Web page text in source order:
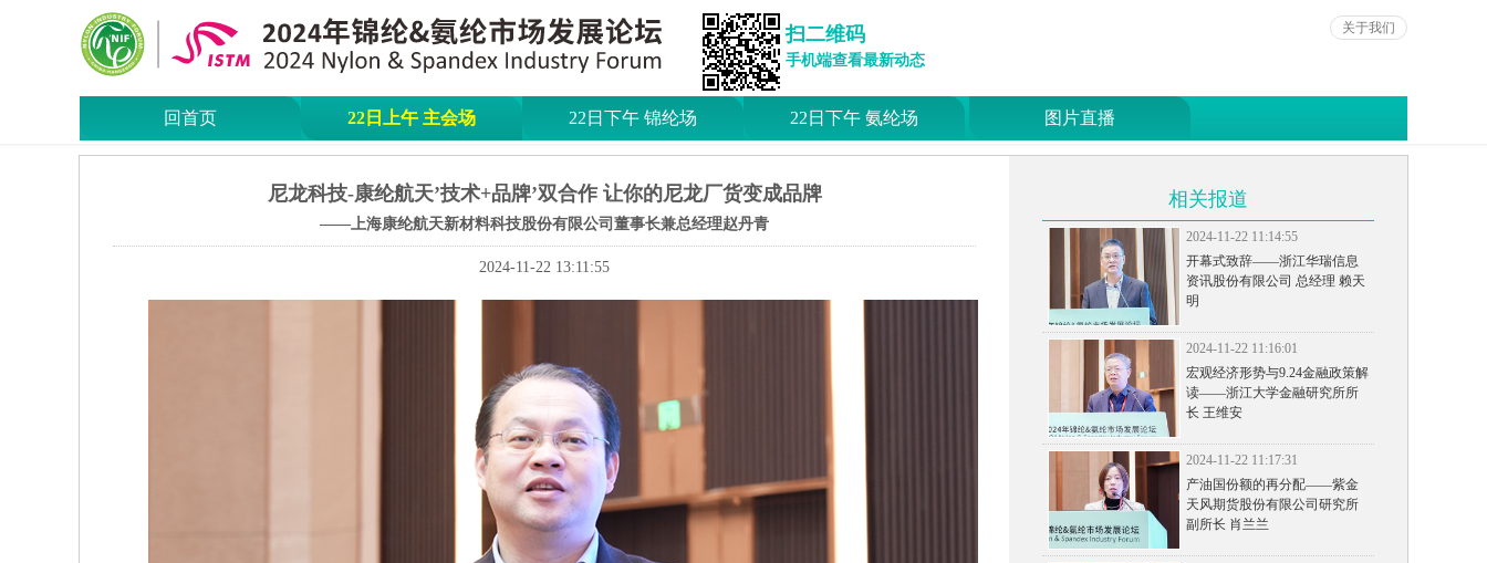
扫二维码
手机端查看最新动态
关于我们
回首页 22日上午 主会场 22日下午 锦纶场 22日下午 氨纶场 图片直播
尼龙科技-康纶航天’技术+品牌’双合作 让你的尼龙厂货变成品牌
——上海康纶航天新材料科技股份有限公司董事长兼总经理赵丹青
2024-11-22 13:11:55
相关报道
2024-11-22 11:14:55
开幕式致辞——浙江华瑞信息
资讯股份有限公司 总经理 赖天
明
2024-11-22 11:16:01
宏观经济形势与9.24金融政策解
读——浙江大学金融研究所所
长 王维安
2024-11-22 11:17:31
产油国份额的再分配——紫金
天风期货股份有限公司研究所
副所长 肖兰兰